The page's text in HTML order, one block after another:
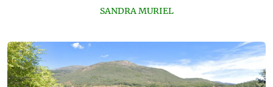
SANDRA MURIEL